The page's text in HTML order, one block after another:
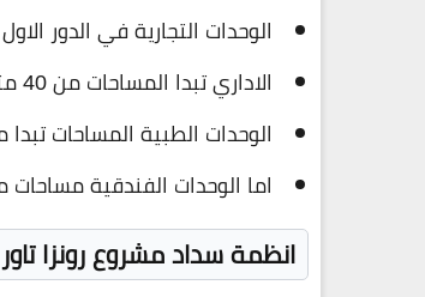
الوحدات التجارية في الدور الاول تبدا من 30 متر و سعرها :
الاداري تبدا المساحات من 40 متر و سعرها : 21.000 جنية للمتر
الوحدات الطبية المساحات تبدا من 40 متر و سعرها : 25.000 جنية
اما الوحدات الفندقية مساحات من 40 متر و سعرها :
انظمة سداد مشروع رونزا